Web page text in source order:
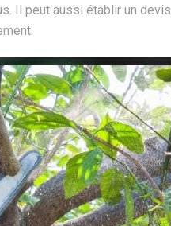
Il peut aussi établir un devis